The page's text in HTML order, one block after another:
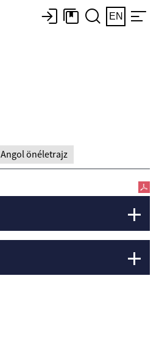
EN
Angol önéletrajz